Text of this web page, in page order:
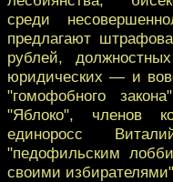
среди
предлагают
рублей,
юридических — и
"гомофобного
"Яблоко", членов
единоросс
"педофильским
своими